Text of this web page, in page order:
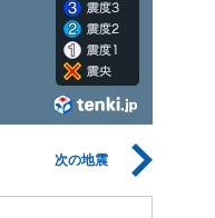
次の地震